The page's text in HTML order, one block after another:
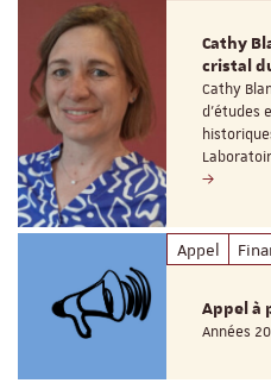
Cathy
cristal
Cathy
d’études
Appel
Appel à
Années